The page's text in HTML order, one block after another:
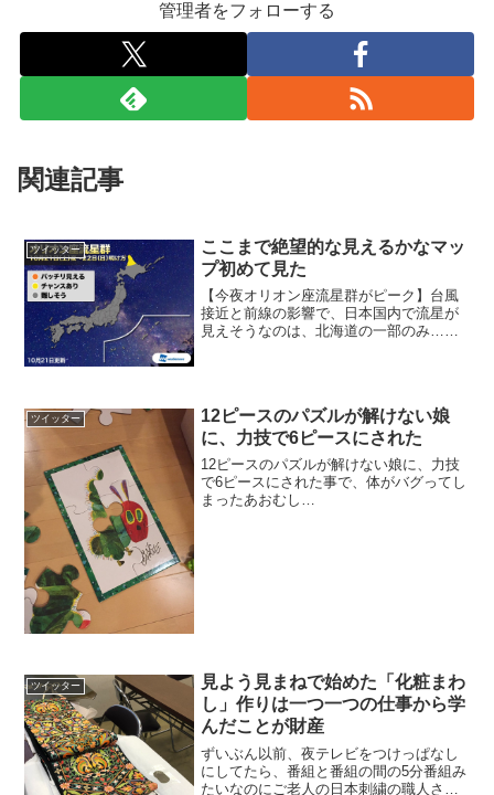
管理者をフォローする
関連記事
ツイッター
ここまで絶望的な見えるかなマッ
プ初めて見た
【今夜オリオン座流星群がピーク】台風
接近と前線の影響で、日本国内で流星が
見えそうなのは、北海道の一部のみ…。
ツイッター
12ピースのパズルが解けない娘
に、力技で6ピースにされた
12ピースのパズルが解けない娘に、力技
で6ピースにされた事で、体がバグってし
まったあおむし
ツイッター
見よう見まねで始めた「化粧まわ
し」作りは一つ一つの仕事から学
んだことが財産
ずいぶん以前、夜テレビをつけっぱなし
にしてたら、番組と番組の間の5分番組み
たいなのにご老人の日本刺繍の職人さん